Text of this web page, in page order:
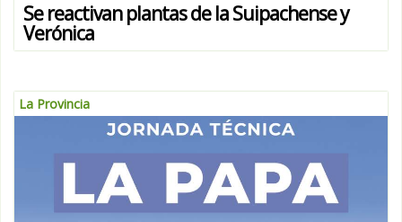
Se reactivan plantas de la Suipachense y
Verónica
La Provincia